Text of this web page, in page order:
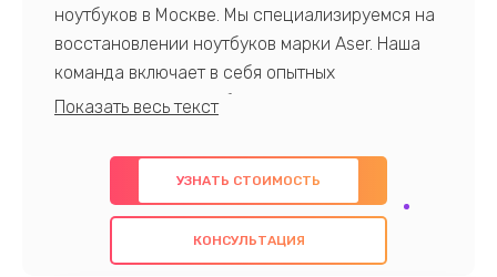
ноутбуков в Москве. Мы специализируемся на
восстановлении ноутбуков марки Aser. Наша
команда включает в себя опытных
профессионалов с обширными знаниями и
предлагаем быстрый и качественный ремонт с
использованием оригинальных компонентов, а
также гарантируем качество всех
проведенных работ. Наша цель - предоставить
УЗНАТЬ СТОИМОСТЬ
КОНСУЛЬТАЦИЯ